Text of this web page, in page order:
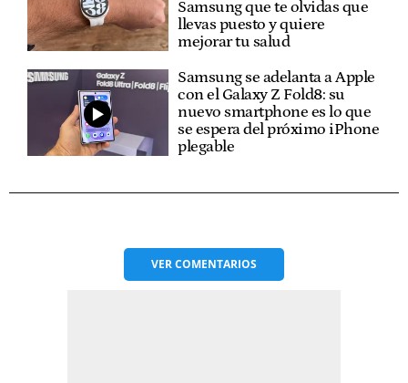
Samsung que te olvidas que
llevas puesto y quiere
mejorar tu salud
Samsung se adelanta a Apple
con el Galaxy Z Fold8: su
nuevo smartphone es lo que
se espera del próximo iPhone
plegable
VERCOMENTARIOS